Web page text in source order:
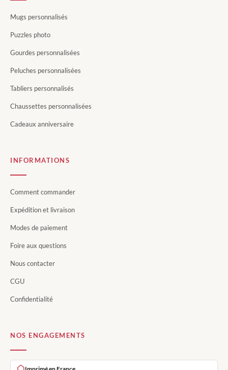
Mugs personnalisés
Puzzles photo
Gourdes personnalisées
Peluches personnalisées
Tabliers personnalisés
Chaussettes personnalisées
Cadeaux anniversaire
INFORMATIONS
Comment commander
Expédition et livraison
Modes de paiement
Foire aux questions
Nous contacter
CGU
Confidentialité
NOS ENGAGEMENTS